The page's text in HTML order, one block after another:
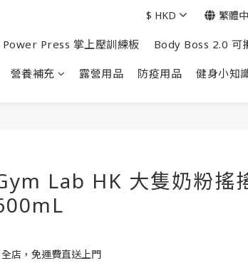
Power Press 掌上壓訓練板 Body Boss 2.0 可
營養補充 露營用品 防疫用品 健身小知
$ HKD 繁體
Lab HK 大隻奶粉搖
全店，免運費直送上門